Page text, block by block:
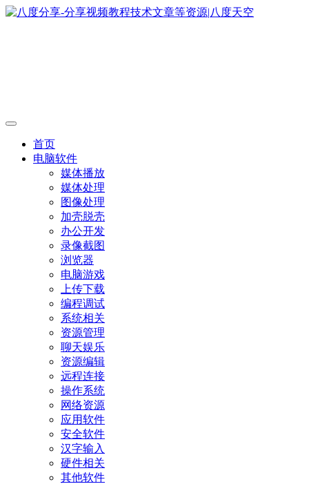
首页
电脑软件
媒体播放
媒体处理
图像处理
加壳脱壳
办公开发
录像截图
浏览器
电脑游戏
上传下载
编程调试
系统相关
资源管理
聊天娱乐
资源编辑
远程连接
操作系统
网络资源
应用软件
安全软件
汉字输入
硬件相关
其他软件